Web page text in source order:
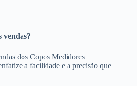
vendas?
dos Copos Medidores
a facilidade e a precisão que